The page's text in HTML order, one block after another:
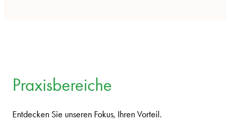
Praxisbereiche
Entdecken Sie unseren Fokus, Ihren Vorteil.